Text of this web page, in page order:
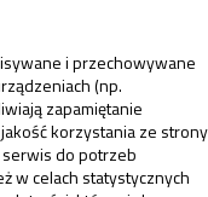
i przechowywane
(np.
zapamiętanie
korzystania ze strony
do potrzeb
w celach statystycznych